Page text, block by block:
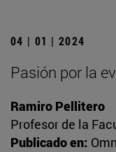
04 | 01 | 2024
Pasión por la
Ramiro Pellitero
Profesor de la
Publicado en: